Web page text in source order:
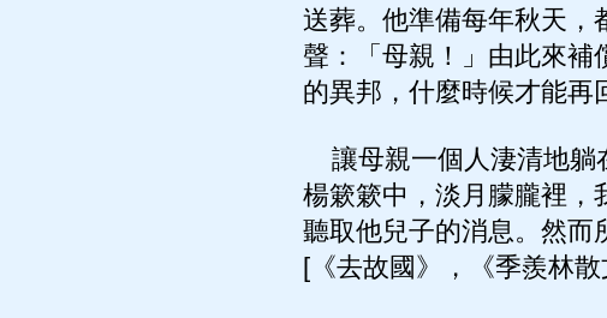
送葬。他準備每年秋天，
聲：「母親！」由此來補
的異邦，什麼時候才能再
讓母親一個人淒清地躺
楊簌簌中，淡月朦朧裡，
聽取他兒子的消息。然而
[《去故國》，《季羨林